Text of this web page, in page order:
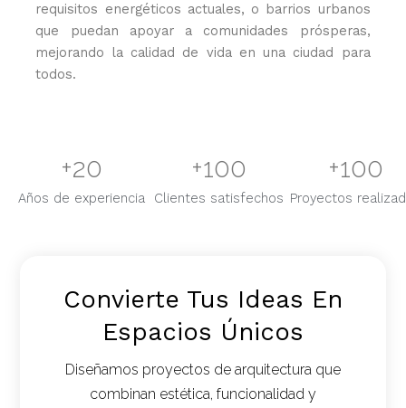
requisitos energéticos actuales, o barrios urbanos
que puedan apoyar a comunidades prósperas,
mejorando la calidad de vida en una ciudad para
todos.
Años de experiencia
+20
Clientes satisfechos
+100
Proyectos
+100
Convierte Tus Ideas En
Espacios Únicos
Diseñamos proyectos de arquitectura que
combinan estética, funcionalidad y